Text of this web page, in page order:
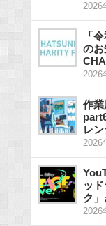
2026
「
の
2026
作
レ
2026
ッ
ク」
2026